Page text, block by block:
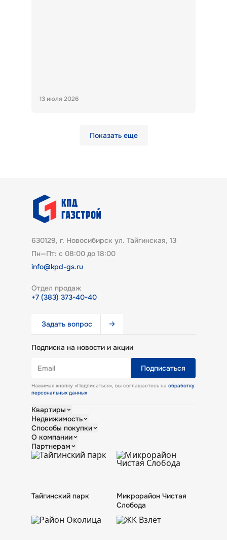
13 июля 2026
Показать еще
630129, г. Новосибирск ул. Тайгинская, 13
Пн—Пт: с 08:00 до 18:00
info@kpd-gs.ru
Отдел продаж
+7 (383) 373-40-40
Задать вопрос
Подписка на новости и акции
Email Подписаться
Нажимая кнопку «Подписаться», вы соглашаетесь на обработку
персональных данных
Квартиры
Студии
Однокомнатные
Двухкомнатные
Трехкомнатные
Все квартиры
Недвижимость
Кладовые
Коммерческие помещения
Способы покупки
Ипотека
Обмен
О компании
О КПД Газстрой
Новости
Партнерам
Риелторам
Тайгинский парк
Микрорайон Чистая
Слобода